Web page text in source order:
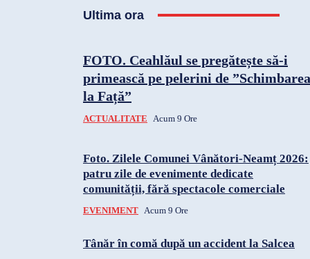
Ultima ora
FOTO. Ceahlăul se pregătește să-i
primească pe pelerini de ”Schimbarea
la Față”
ACTUALITATE Acum 9 Ore
Foto. Zilele Comunei Vânători-Neamț 2026:
patru zile de evenimente dedicate
comunității, fără spectacole comerciale
EVENIMENT Acum 9 Ore
Tânăr în comă după un accident la Salcea